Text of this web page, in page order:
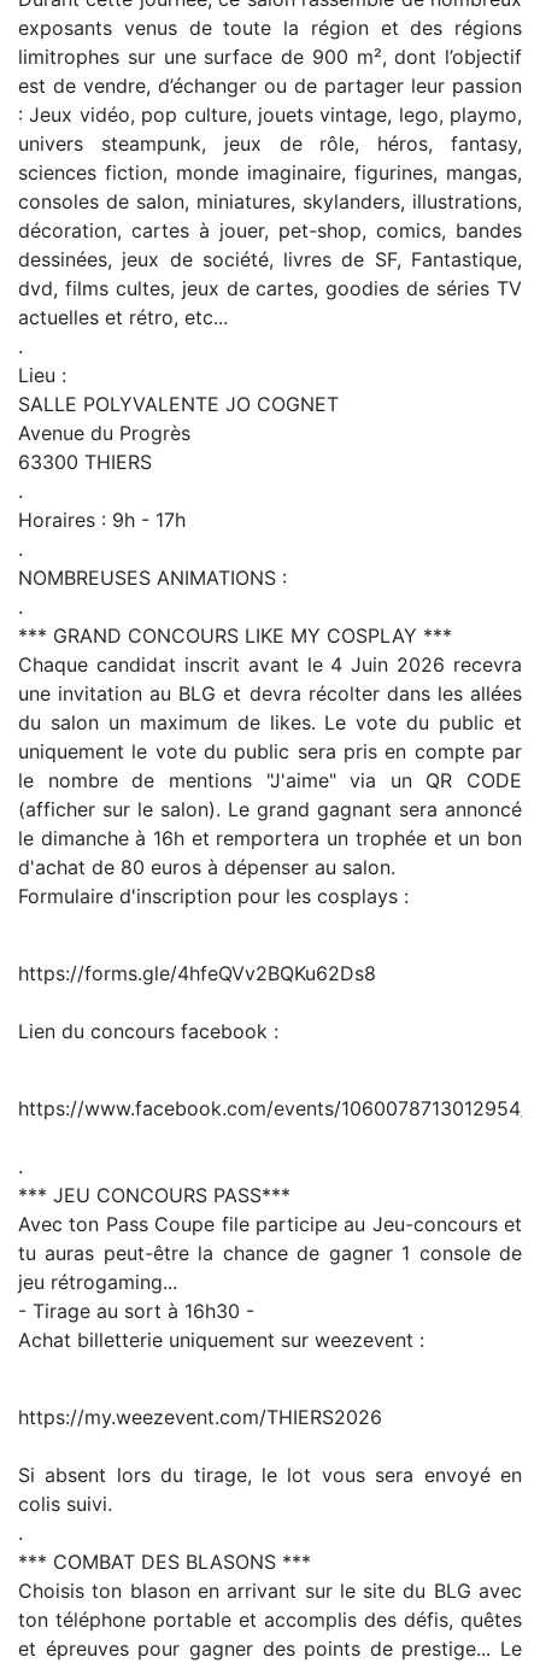
exposants venus de toute la région et des régions
limitrophes sur une surface de 900 m², dont l’objectif
est de vendre, d’échanger ou de partager leur passion
: Jeux vidéo, pop culture, jouets vintage, lego, playmo,
univers steampunk, jeux de rôle, héros, fantasy,
sciences fiction, monde imaginaire, figurines, mangas,
consoles de salon, miniatures, skylanders, illustrations,
décoration, cartes à jouer, pet-shop, comics, bandes
dessinées, jeux de société, livres de SF, Fantastique,
dvd, films cultes, jeux de cartes, goodies de séries TV
actuelles et rétro, etc...
.
Lieu :
SALLE POLYVALENTE JO COGNET
Avenue du Progrès
63300 THIERS
.
Horaires : 9h - 17h
.
NOMBREUSES ANIMATIONS :
.
*** GRAND CONCOURS LIKE MY COSPLAY ***
Chaque candidat inscrit avant le 4 Juin 2026 recevra
une invitation au BLG et devra récolter dans les allées
du salon un maximum de likes. Le vote du public et
uniquement le vote du public sera pris en compte par
le nombre de mentions "J'aime" via un QR CODE
(afficher sur le salon). Le grand gagnant sera annoncé
le dimanche à 16h et remportera un trophée et un bon
d'achat de 80 euros à dépenser au salon.
Formulaire d'inscription pour les cosplays :
https://forms.gle/4hfeQVv2BQKu62Ds8
Lien du concours facebook :
https://www.facebook.com/events/1060078713012954/
.
*** JEU CONCOURS PASS***
Avec ton Pass Coupe file participe au Jeu-concours et
tu auras peut-être la chance de gagner 1 console de
jeu rétrogaming...
- Tirage au sort à 16h30 -
Achat billetterie uniquement sur weezevent :
https://my.weezevent.com/THIERS2026
Si absent lors du tirage, le lot vous sera envoyé en
colis suivi.
.
*** COMBAT DES BLASONS ***
Choisis ton blason en arrivant sur le site du BLG avec
ton téléphone portable et accomplis des défis, quêtes
et épreuves pour gagner des points de prestige... Le